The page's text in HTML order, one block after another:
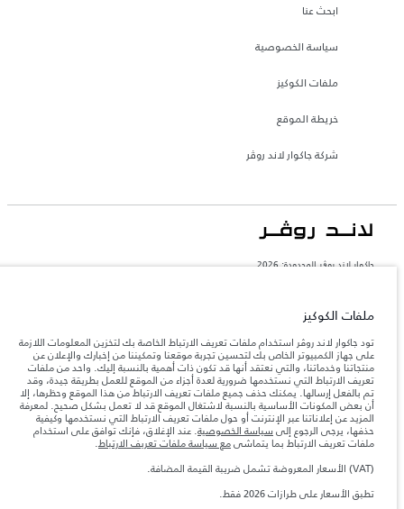
ابحث عنا
سياسة الخصوصية
ملفات الكوكيز
خريطة الموقع
شركة جاكوار لاند روڤر
جاكوار لاند روڨر المحدودة: 2026
تعكس الأوزان المذكورة مواصفات السيارة القياسية. سوف تؤثر الإكسسوارات وغيرها من
العناصر المثبتة بعد نقطة التصنيع في الحمولة. تأكد من عدم تجاوز الوزن الإجمالي للسيارة
والحمولة.
المعلومات والمواصفات والأسعار والألوان المذكورة على هذا الموقع قد تختلف من بلد إلى
آخر، كما أنّها قد تتغير بدون إشعار مسبق. الرجاء التواصل مع وكيلنا المحلي للتأكد من توفّرها
والتحقق من الأسعار.
ملاحظة مهمة حول الصور والمواصفات. إن النقص العالمي في أشباه الموصلات يؤثر حاليًا
في مواصفات تصميم السيارات وتوفر الخيارات وتوقيتات التصاميم. هذا ظرف ديناميكي
للغاية، ونتيجة لذلك، قد لا تمثّل الصور المستخدَمة ضمن موقع الويب حاليًا المواصفات الحالية
بالكامل بالنسبة إلى الميزات والخيارات والحلية ومجموعات الألوان. يرجى استشارة وكيلك الذي
سيتمكّن من تأكيد أي تقييدات حالية معك للسماح لك باتخاذ قرار مدروس
الأرقام المقدمة هي نتيجة لاختبارات المصنع الرسمية وفقاً لتشريعات الاتحاد الأوروبي. قد
ملفات الكوكيز
تود جاكوار لاند روڤر استخدام ملفات تعريف الارتباط الخاصة بك لتخزين المعلومات اللازمة
على جهاز الكمبيوتر الخاص بك لتحسين تجربة موقعنا وتمكيننا من إخبارك والإعلان عن
منتجاتنا وخدماتنا، والتي نعتقد أنها قد تكون ذات أهمية بالنسبة إليك. واحد من ملفات
تعريف الارتباط التي نستخدمها ضرورية لعدة أجزاء من الموقع للعمل بطريقة جيدة، وقد
تم بالفعل إرسالها. يمكنك حذف جميع ملفات تعريف الارتباط من هذا الموقع وحظرها، إلا
أن بعض المكونات الأساسية بالنسبة لاشتغال الموقع قد لا تعمل بشكل صحيح. لمعرفة
المزيد عن إعلاناتنا عبر الإنترنت أو حول ملفات تعريف الارتباط التي نستخدمها وكيفية
حذفها، يرجى الرجوع إلى سياسة الخصوصية. عند الإغلاق، فإنك توافق على استخدام
ملفات تعريف الارتباط بما يتماشىمع سياسة ملفات تعريف الارتباط.
(VAT) الأسعار المعروضة تشمل ضريبة القيمة المضافة.
تطبق الأسعار على طرازات 2026 فقط.